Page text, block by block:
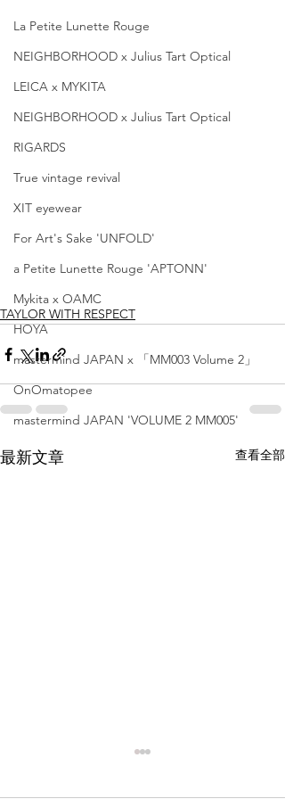
La Petite Lunette Rouge
NEIGHBORHOOD x Julius Tart Optical
LEICA x MYKITA
NEIGHBORHOOD x Julius Tart Optical
RIGARDS
True vintage revival
XIT eyewear
For Art's Sake 'UNFOLD'
a Petite Lunette Rouge 'APTONN'
Mykita x OAMC
HOYA
mastermind JAPAN x 「MM003 Volume 2」
OnOmatopee
mastermind JAPAN 'VOLUME 2 MM005'
TAYLOR WITH RESPECT
最新文章 查看全部